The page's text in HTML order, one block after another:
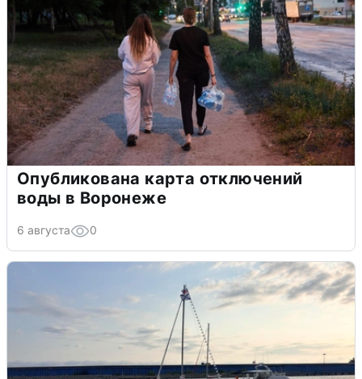
Опубликована карта отключений
воды в Воронеже
6 августа 0